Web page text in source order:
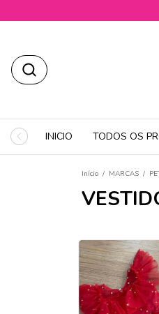
INICIO TODOS OS
Início / MARCAS /